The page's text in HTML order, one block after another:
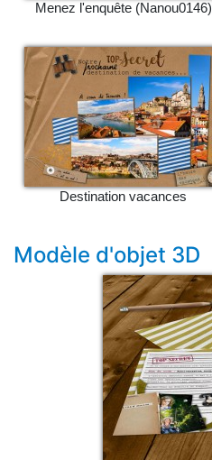
Menez l'enquête (Nanou0146)
Destination vacances
Modèle d'objet 3D